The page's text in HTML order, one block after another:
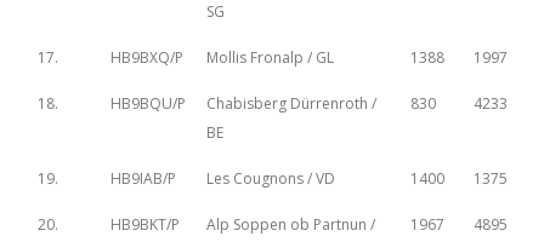
SG
17. HB9BXQ/P Mollis Fronalp / GL 1388 1997
18. HB9BQU/P
Chabisberg Dürrenroth /
BE
830 4233
19. HB9IAB/P Les Cougnons / VD 1400 1375
20. HB9BKT/P
Alp Soppen ob Partnun /
1967 4895